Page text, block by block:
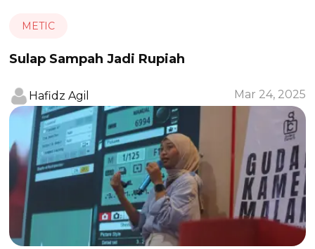
METIC
Sulap Sampah Jadi Rupiah
Hafidz Agil Mar 24, 2025